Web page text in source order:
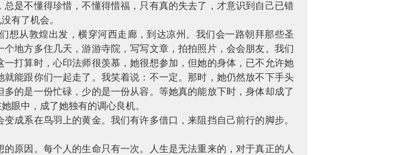
是不懂得珍惜，不懂得惜福，只有真的失去了，才意识到自己已错
有了机会。
想从敦煌出发，横穿河西走廊，到达凉州。我们会一路朝拜那些圣
地方多住几天，游游寺院，写写文章，拍拍照片，会会朋友。我们
打算时，心印法师很羡慕，她很想参加，但她的身体，已不允许她
能跟你们一起走了。我笑着说：不一定。那时，她仍然放不下手头
的是一份忙碌，少的是一份从容。等她真的能放下时，身体却成了
眼中，成了她独有的调心良机。
成系在鸟羽上的黄金。我们有许多借口，来阻挡自己前行的脚步。
原因。每个人的生命只有一次。人生是无法重来的，对于真正的人